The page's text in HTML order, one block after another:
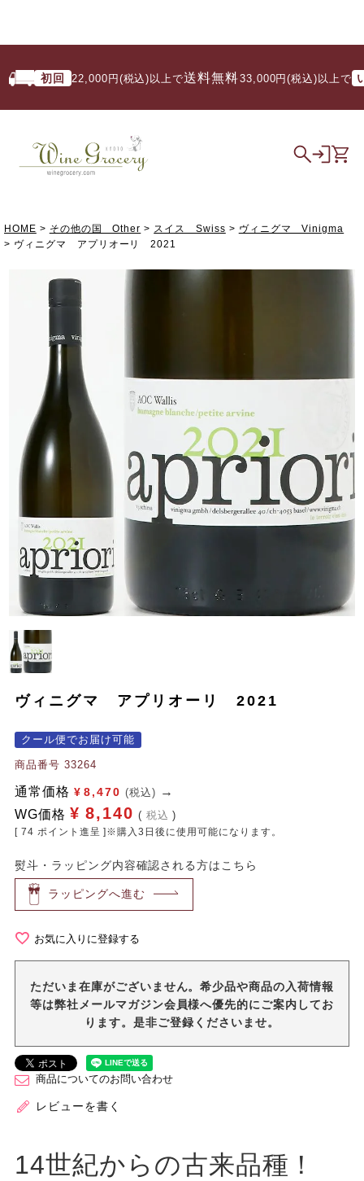
初回 22,000円(税込)以上で送料無料/ 33,000円(税込)以上で いつ
HOME その他の国 Other スイス Swiss
ヴィニグマ Vinigma
ヴィニグマ アプリオーリ 2021
ヴィニグマ アプリオーリ 2021
クール便でお届け可能
商品番号 33264
通常価格 ¥ 8,470 (税込)
WG価格 ¥ 8,140 税込
[ 74 ポイント進呈 ]※購入3日後に使用可能になります。
熨斗・ラッピング内容確認される方はこちら
ラッピングへ進む
お気に入りに登録する
ただいま在庫がございません。希少品や商品の入荷情報
等は弊社メールマガジン会員様へ優先的にご案内してお
ります。是非ご登録くださいませ。
商品についてのお問い合わせ
レビューを書く
14世紀からの古来品種！